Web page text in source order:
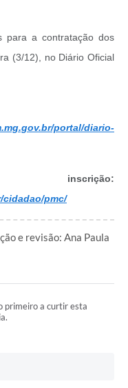
para a contratação dos
(3/12), no Diário Oficial
portal/diario-
cidadao/pmc/
e revisão: Ana Paula
primeiro a curtir esta